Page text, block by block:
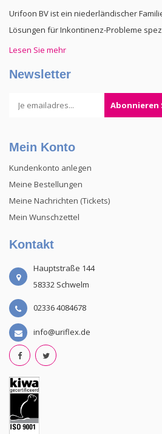
Urifoon BV ist ein niederländischer
Lösungen für Inkontinenz-Probleme
Lesen Sie mehr
Newsletter
Abonnieren
Mein Konto
Kundenkonto anlegen
Meine Bestellungen
Meine Nachrichten (Tickets)
Mein Wunschzettel
Kontakt
Hauptstraße 144
58332 Schwelm
02336 4084678
info@uriflex.de